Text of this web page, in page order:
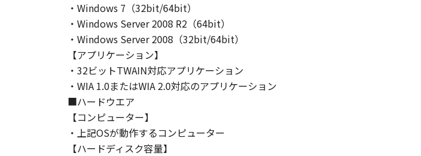
８．契約期間
(1) 本契約書は、お客様が、『同意』を示す下記のボタンをクリックし
効し、下記(2)または(3)により終了されるまで有効に存続します。
(2) お客様は、「本ソフトウェア」およびその複製物のすべてを廃棄お
す。
(3) お客様が本契約書のいずれかの条項に違反した場合、本契約書は直ち
(4) お客様は、上記(3)によって本契約書が終了した場合、速やかに、
るものとします。
(5）上記にかかわらず、本契約書第2条、第4条から第7条まで、第8条
す。
・Windows 7（32bit/64bit）
・Windows Server 2008 R2（64bit）
・Windows Server 2008（32bit/64bit）
【アプリケーション】
・32ビットTWAIN対応アプリケーション
・WIA 1.0またはWIA 2.0対応のアプリケーション
■ハードウエア
【コンピューター】
・上記OSが動作するコンピューター
【ハードディスク容量】